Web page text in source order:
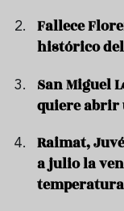
Fallece
histórico
San Miguel
quiere abrir
Raimat,
a julio la